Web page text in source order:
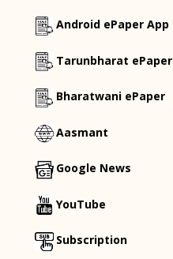
Android ePaper App
Tarunbharat ePaper
Bharatwani ePaper
Aasmant
Google News
YouTube
Subscription